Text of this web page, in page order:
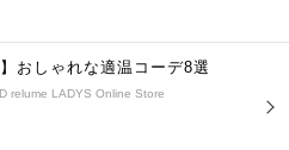
おしゃれな適温コーデ8選
relume LADYS Online Store